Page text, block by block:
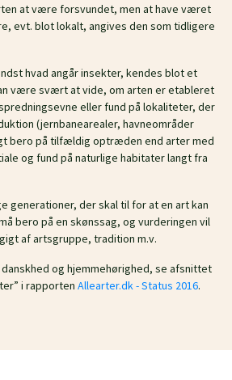
at være forsvundet, men at have været
evt. blot lokalt, angives den som tidligere
hvad angår insekter, kendes blot et
være svært at vide, om arten er etableret
eller fund på lokaliteter, der
(jernbanearealer, havneområder
bero på tilfældig optræden end arter med
og fund på naturlige habitater langt fra
generationer, der skal til for at en art kan
bero på en skønssag, og vurderingen vil
af artsgruppe, tradition m.v.
og hjemmehørighed, se afsnittet
i rapporten Allearter.dk - Status 2016.